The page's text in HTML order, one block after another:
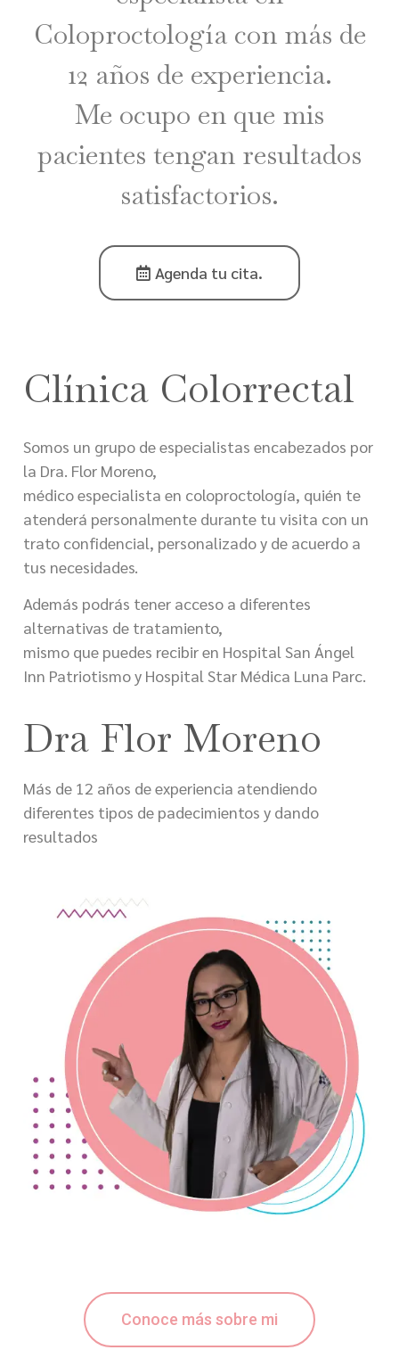
Coloproctología con más de
12 años de experiencia.
Me ocupo en que mis
pacientes tengan resultados
satisfactorios.
Agenda tu cita.
Clínica Colorrectal
Somos un grupo de especialistas encabezados por
la Dra. Flor Moreno,
médico especialista en coloproctología, quién te
atenderá personalmente durante tu visita con un
trato confidencial, personalizado y de acuerdo a
tus necesidades.
Además podrás tener acceso a diferentes
alternativas de tratamiento,
mismo que puedes recibir en Hospital San Ángel
Inn Patriotismo y Hospital Star Médica Luna Parc.
Dra Flor Moreno
Más de 12 años de experiencia atendiendo
diferentes tipos de padecimientos y dando
resultados
Conoce más sobre mi